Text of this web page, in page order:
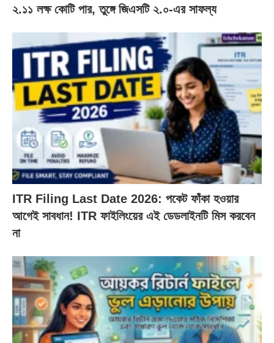
২.১১ লক্ষ কোটি পার, তুঙ্গে জিএসটি ২.০-এর সাফল্য
ITR Filing Last Date 2026: পকেট ফাঁকা হওয়ার
আগেই সাবধান! ITR ফাইলিংয়ের এই ডেডলাইনটি মিস করবেন
না